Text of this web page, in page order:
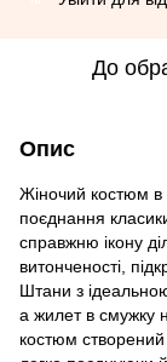
До
Опис
Жіночий костюм
поєднання
справжню ікону
витонченості,
Штани з
а жилет в смужку
костюм створений